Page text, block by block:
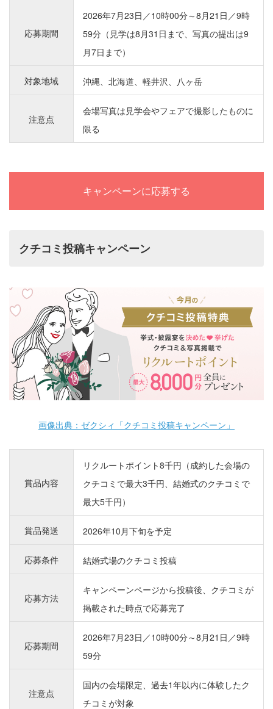
応募期間
2026年7月23日／10時00分～8月21日／9時
59分（見学は8月31日まで、写真の提出は9
月7日まで）
対象地域 沖縄、北海道、軽井沢、八ヶ岳
注意点
会場写真は見学会やフェアで撮影したものに
限る
キャンペーンに応募する
クチコミ投稿キャンペーン
画像出典：ゼクシィ「クチコミ投稿キャンペーン」
賞品内容
リクルートポイント8千円（成約した会場の
クチコミで最大3千円、結婚式のクチコミで
最大5千円）
賞品発送 2026年10月下旬を予定
応募条件 結婚式場のクチコミ投稿
応募方法
キャンペーンページから投稿後、クチコミが
掲載された時点で応募完了
応募期間
2026年7月23日／10時00分～8月21日／9時
59分
注意点
国内の会場限定、過去1年以内に体験したク
チコミが対象